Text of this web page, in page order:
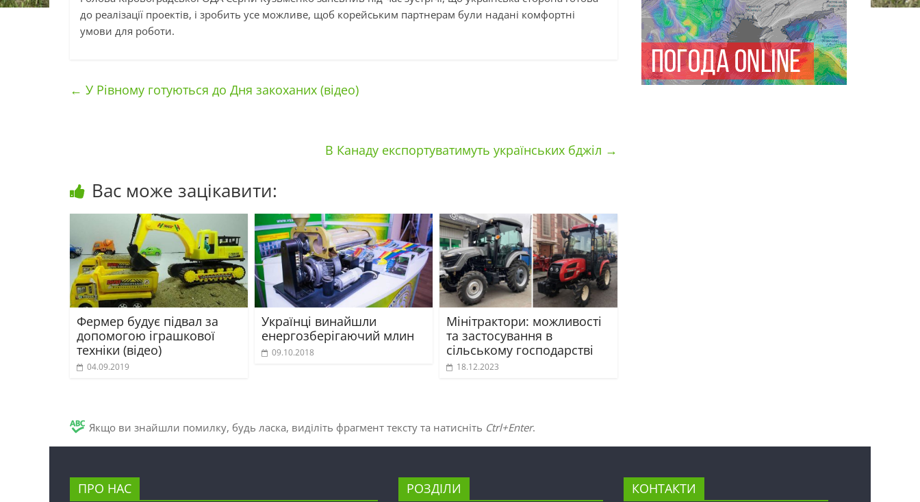
до реалізації проектів, і зробить усе можливе, щоб корейським партнерам були надані комфортні
умови для роботи.
← У Рівному готуються до Дня закоханих (відео)
В Канаду експортуватимуть українських бджіл →
Вас може зацікавити:
Фермер будує підвал за
допомогою іграшкової
техніки (відео)
04.09.2019
Українці винайшли
енергозберігаючий млин
09.10.2018
Мінітрактори: можливості
та застосування в
сільському господарстві
18.12.2023
Якщо ви знайшли помилку, будь ласка, виділіть фрагмент тексту та натисніть Ctrl+Enter.
ПРО НАС РОЗДІЛИ КОНТАКТИ